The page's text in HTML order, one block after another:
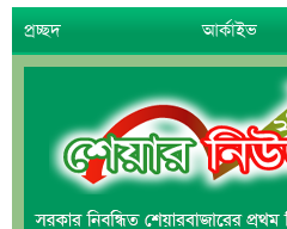
ন্যাশনাল ফিড মিলের দ্বিতীয়
বাজুসের নতুন ঘোষণা, স্বর্ণের
হাসিনার প্রোগ্রাম থেকে যে
দর্শক
শেখ হাসিনার বক্তব্য ঘিরে
বাংলাদেশ নিয়ে নতুন বিতর্ক,
প্রচ্ছদ আর্কাইভ